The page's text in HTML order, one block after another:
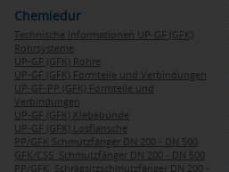
Chemiedur
Technische Informationen UP-GF (GFK)
Rohrsysteme
UP-GF (GFK) Rohre
UP-GF (GFK) Formteile und Verbindungen
UP-GF-PP (GFK) Formteile und
Verbindungen
UP-GF (GFK) Klebebunde
UP-GF (GFK) Losflansche
PP/GFK Schmutzfänger DN 200 - DN 500
GFK/CSS Schmutzfänger DN 200 - DN 500
PP/GFK Schrägsitzschmutzfänger DN 200 -